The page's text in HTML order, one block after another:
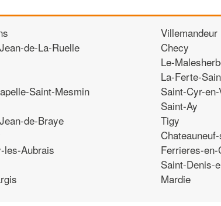
de-La-Ruelle
Saint-Mesmin
de-Braye
les-Aubrais
Villemandeur
Checy
Le-
La-Ferte-
Saint-Cyr-en-
Saint-Ay
Tigy
Ferrieres-
Saint-Denis-
Mardie